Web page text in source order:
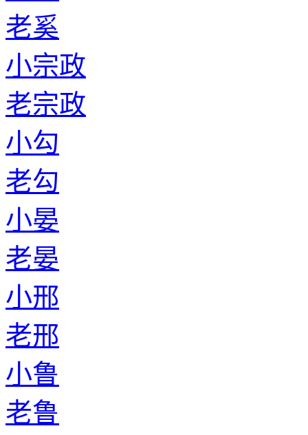
老奚
小宗政
老宗政
小勾
老勾
小晏
老晏
小邢
老邢
小鲁
老鲁